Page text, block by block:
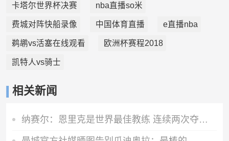
卡塔尔世界杯决赛 nba直播so米
费城对阵快船录像 中国体育直播 e直播nba
鹈鹕vs活塞在线观看 欧洲杯赛程2018
凯特人vs骑士
相关新闻
纳赛尔：恩里克是世界最佳教练 连续两次夺得欧冠太棒了